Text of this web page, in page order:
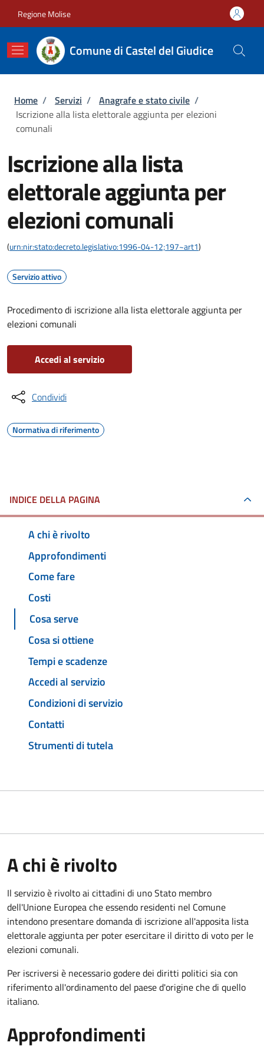
Regione Molise
Comune di Castel del Giudice
Briciole di pane
Home / Servizi / Anagrafe e stato civile /
Iscrizione alla lista elettorale aggiunta per elezioni
comunali
Iscrizione alla lista
elettorale aggiunta per
elezioni comunali
(urn:nir:stato:decreto.legislativo:1996-04-12;197~art1)
Servizio attivo
Procedimento di iscrizione alla lista elettorale aggiunta per
elezioni comunali
Accedi al servizio
Condividi
Normativa di riferimento
INDICE DELLA PAGINA
A chi è rivolto
Approfondimenti
Come fare
Costi
Cosa serve
Cosa si ottiene
Tempi e scadenze
Accedi al servizio
Condizioni di servizio
Contatti
Strumenti di tutela
A chi è rivolto
Il servizio è rivolto ai cittadini di uno Stato membro
dell'Unione Europea che essendo residenti nel Comune
intendono presentare domanda di iscrizione all'apposita lista
elettorale aggiunta per poter esercitare il diritto di voto per le
elezioni comunali.
Per iscriversi è necessario godere dei diritti politici sia con
riferimento all'ordinamento del paese d'origine che di quello
italiano.
Approfondimenti